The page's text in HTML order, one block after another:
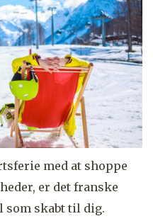
med at shoppe
er det franske
som skabt til dig.